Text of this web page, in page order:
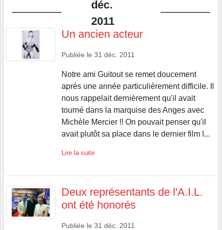
déc.
2011
Un ancien acteur
Publiée le 31 déc. 2011
Notre ami Guitout se remet doucement
aprés une année particulièrement difficile. Il
nous rappelait dernièrement qu'il avait
tourné dans la marquise des Anges avec
Michèle Mercier !! On pouvait penser qu'il
avait plutôt sa place dans le dernier film l...
Lire la suite
Deux représentants de l'A.I.L.
ont été honorés
Publiée le 31 déc. 2011